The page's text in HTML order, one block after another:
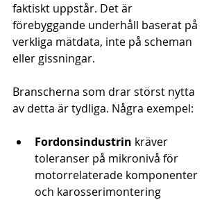
faktiskt uppstår. Det är
förebyggande underhåll baserat på
verkliga mätdata, inte på scheman
eller gissningar.
Branscherna som drar störst nytta
av detta är tydliga. Några exempel:
Fordonsindustrin kräver
toleranser på mikronivå för
motorrelaterade komponenter
och karosserimontering